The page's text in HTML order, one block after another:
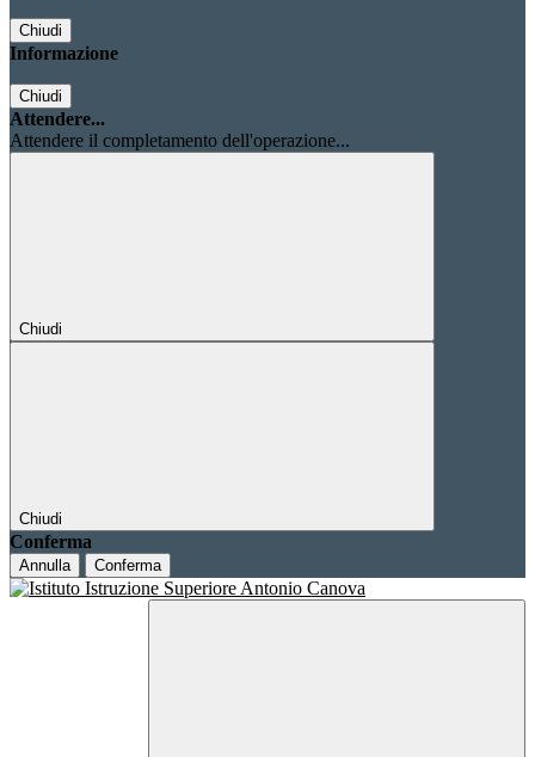
Chiudi
Informazione
Chiudi
Attendere...
Attendere il completamento dell'operazione...
Chiudi
Chiudi
Conferma
Annulla Conferma